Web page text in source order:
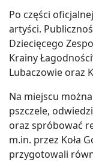
Po części
artyści.
Dziecięcego
Krainy
Lubaczowie oraz
Na miejscu
pszczele,
oraz spróbować
m.in. przez Koła
przygotowali